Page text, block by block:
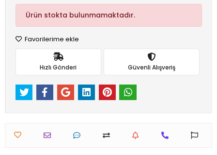
Ürün stokta bulunmamaktadır.
Favorilerime ekle
Hızlı Gönderi Güvenli Alışveriş